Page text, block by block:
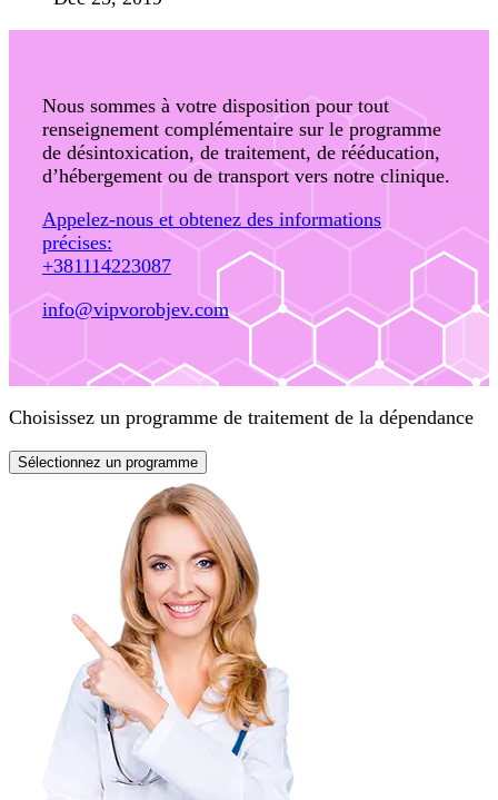
Nous sommes à votre disposition pour tout
renseignement complémentaire sur le programme
de désintoxication, de traitement, de rééducation,
d’hébergement ou de transport vers notre clinique.
Appelez-nous et obtenez des informations
précises:
+381114223087
info@vipvorobjev.com
Choisissez un programme de traitement de la dépendance
Sélectionnez un programme